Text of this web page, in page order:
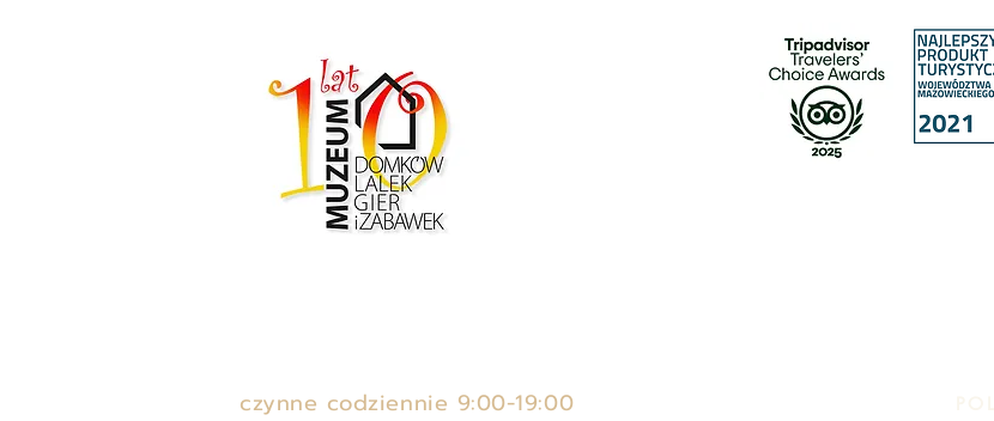
czynne codziennie 9:00-19:00